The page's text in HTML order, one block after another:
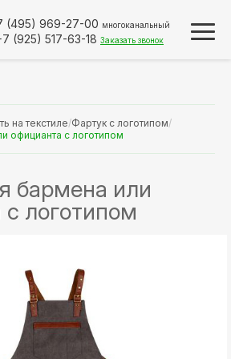
(495) 969-27-00 многоканальный
(925) 517-63-18 Заказать звонок
на текстиле/Фартук с логотипом/
официанта с логотипом
бармена или
логотипом